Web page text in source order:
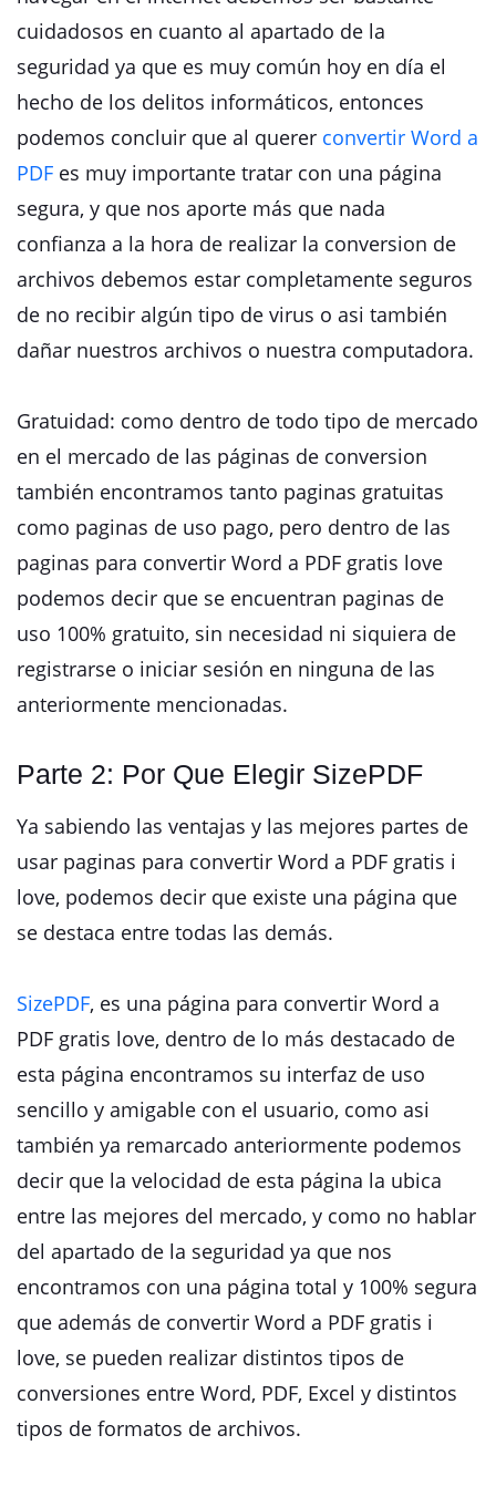
cuidadosos en cuanto al apartado de la
seguridad ya que es muy común hoy en día el
hecho de los delitos informáticos, entonces
podemos concluir que al querer convertir Word a
PDF es muy importante tratar con una página
segura, y que nos aporte más que nada
confianza a la hora de realizar la conversion de
archivos debemos estar completamente seguros
de no recibir algún tipo de virus o asi también
dañar nuestros archivos o nuestra computadora.
Gratuidad: como dentro de todo tipo de mercado
en el mercado de las páginas de conversion
también encontramos tanto paginas gratuitas
como paginas de uso pago, pero dentro de las
paginas para convertir Word a PDF gratis love
podemos decir que se encuentran paginas de
uso 100% gratuito, sin necesidad ni siquiera de
registrarse o iniciar sesión en ninguna de las
anteriormente mencionadas.
Parte 2: Por Que Elegir SizePDF
Ya sabiendo las ventajas y las mejores partes de
usar paginas para convertir Word a PDF gratis i
love, podemos decir que existe una página que
se destaca entre todas las demás.
SizePDF, es una página para convertir Word a
PDF gratis love, dentro de lo más destacado de
esta página encontramos su interfaz de uso
sencillo y amigable con el usuario, como asi
también ya remarcado anteriormente podemos
decir que la velocidad de esta página la ubica
entre las mejores del mercado, y como no hablar
del apartado de la seguridad ya que nos
encontramos con una página total y 100% segura
que además de convertir Word a PDF gratis i
love, se pueden realizar distintos tipos de
conversiones entre Word, PDF, Excel y distintos
tipos de formatos de archivos.